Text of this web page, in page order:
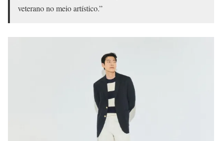
veterano no meio artístico.”